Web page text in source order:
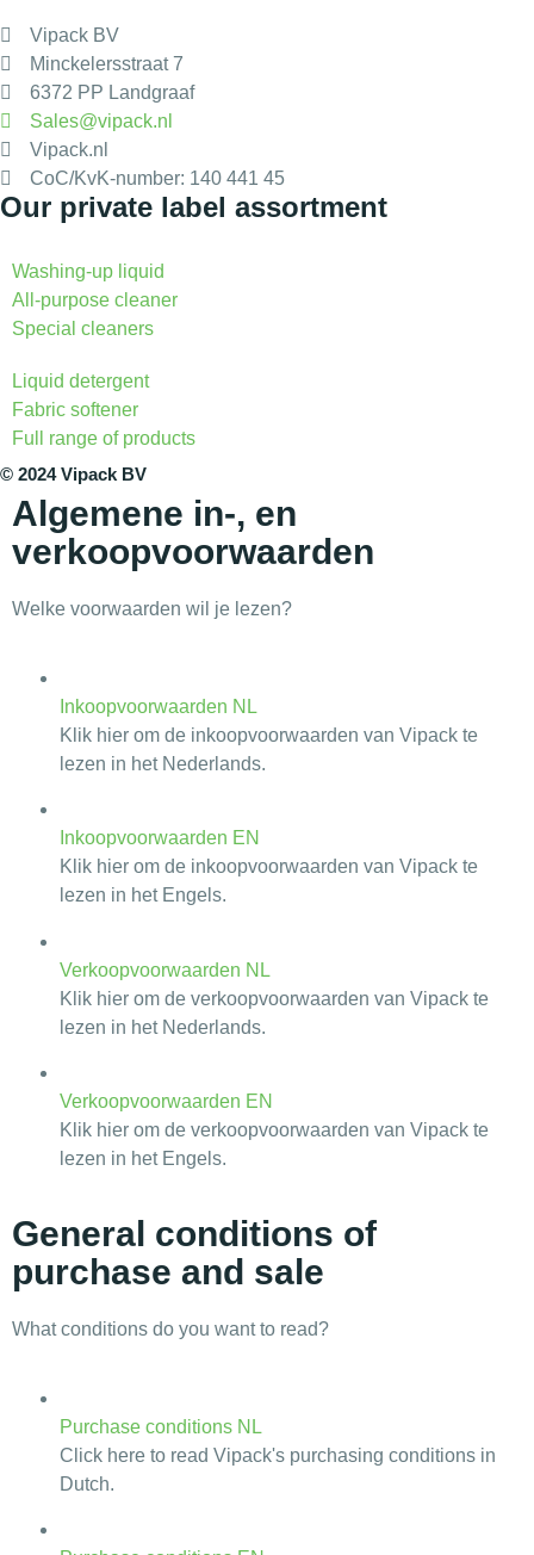
Vipack BV
Minckelersstraat 7
6372 PP Landgraaf
Sales@vipack.nl
Vipack.nl
CoC/KvK-number: 140 441 45
Our private label assortment
Washing-up liquid
All-purpose cleaner
Special cleaners
Liquid detergent
Fabric softener
Full range of products
© 2024 Vipack BV
Algemene in-, en
verkoopvoorwaarden
Welke voorwaarden wil je lezen?
Inkoopvoorwaarden NL
Klik hier om de inkoopvoorwaarden van Vipack te
lezen in het Nederlands.
Inkoopvoorwaarden EN
Klik hier om de inkoopvoorwaarden van Vipack te
lezen in het Engels.
Verkoopvoorwaarden NL
Klik hier om de verkoopvoorwaarden van Vipack te
lezen in het Nederlands.
Verkoopvoorwaarden EN
Klik hier om de verkoopvoorwaarden van Vipack te
lezen in het Engels.
General conditions of
purchase and sale
What conditions do you want to read?
Purchase conditions NL
Click here to read Vipack's purchasing conditions in
Dutch.